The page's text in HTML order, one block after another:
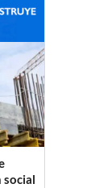
social